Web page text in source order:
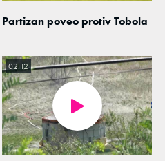
Partizan poveo protiv Tobola
02:12